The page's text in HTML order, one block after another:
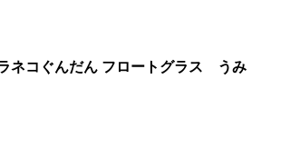
ノラネコぐんだん フロートグラス うみ